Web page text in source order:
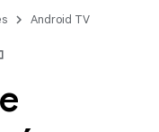
Android TV